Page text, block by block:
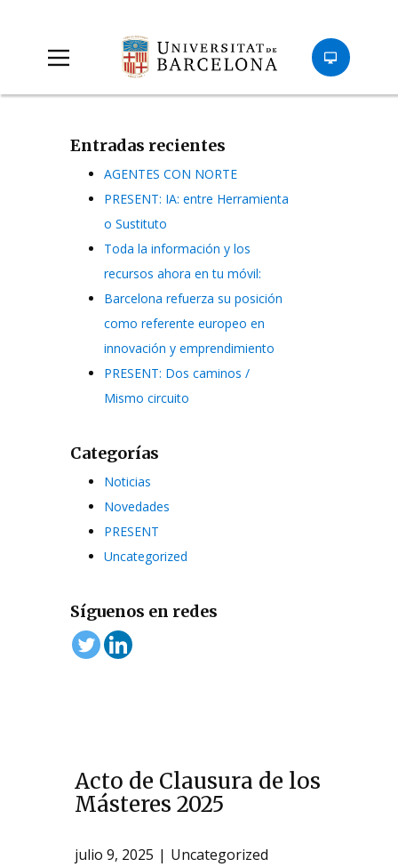
Entradas recientes
AGENTES CON NORTE
PRESENT: IA: entre Herramienta
o Sustituto
Toda la información y los
recursos ahora en tu móvil:
Barcelona refuerza su posición
como referente europeo en
innovación y emprendimiento
PRESENT: Dos caminos /
Mismo circuito
Categorías
Noticias
Novedades
PRESENT
Uncategorized
Síguenos en redes
Acto de Clausura de los
Másteres 2025
julio 9, 2025
Uncategorized